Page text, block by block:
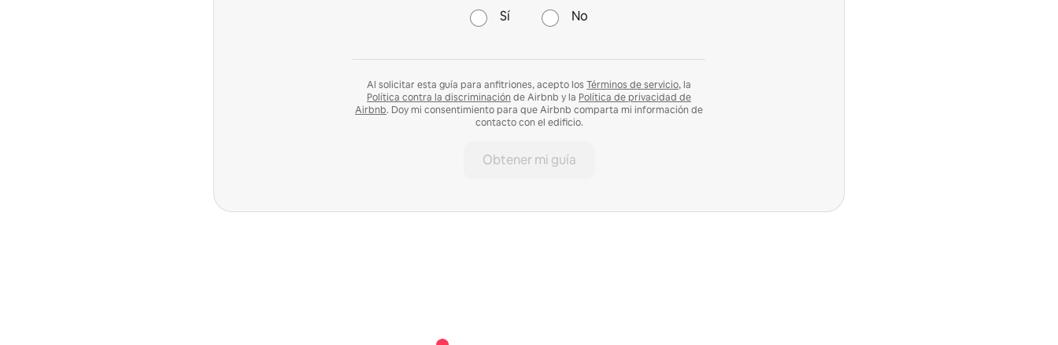
Sí No
Al solicitar esta guía para anfitriones, acepto los Términos de servicio, la
Política contra la discriminación de Airbnb y la Política de privacidad de
Airbnb. Doy mi consentimiento para que Airbnb comparta mi información de
contacto con el edificio.
Obtener mi guía